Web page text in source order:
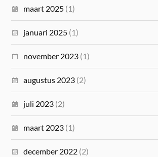
maart 2025 (1)
januari 2025 (1)
november 2023 (1)
augustus 2023 (2)
juli 2023 (2)
maart 2023 (1)
december 2022 (2)